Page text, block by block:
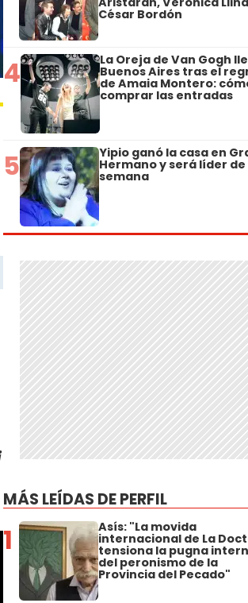
César Bordón
4 La Oreja de Van Gogh
Buenos Aires tras el
de Amaia Montero:
comprar las entradas
5 Yipio ganó la casa en
Hermano y será líder de
semana
MÁS LEÍDAS DE PERFIL
1 Asís: "La movida
internacional de La
tensiona la pugna
del peronismo de la
Provincia del Pecado"